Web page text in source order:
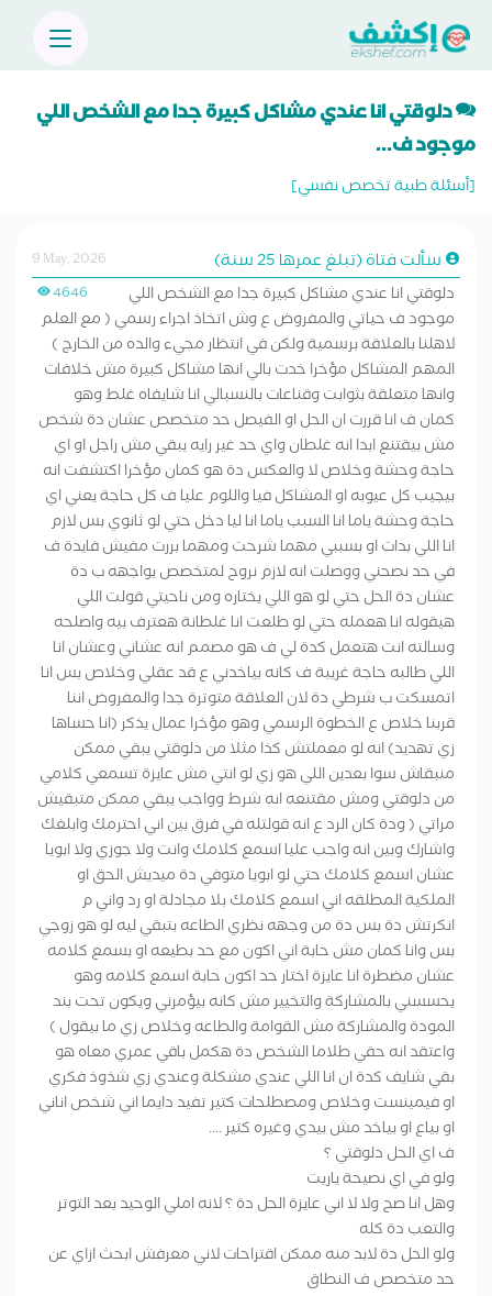
دلوقتي انا عندي مشاكل كبيرة جدا مع الشخص اللي
موجود ف...
[أسئلة طبية تخصص نفسي]
سألت فتاة (تبلغ عمرها 25 سنة)
9 May, 2026
4646
دلوقتي انا عندي مشاكل كبيرة جدا مع الشخص اللي
موجود ف حياتي والمفروض ع وش اتخاذ اجراء رسمي ( مع العلم
لاهلنا بالعلاقة برسمية ولكن في انتظار مجيء والده من الخارج )
المهم المشاكل مؤخرا خدت بالي انها مشاكل كبيرة مش خلافات
وانها متعلقة بثوابت وقناعات بالنسبالي انا شايفاه غلط وهو
كمان ف انا قررت ان الحل او الفيصل حد متخصص عشان دة شخص
مش بيقتنع ابدا انه غلطان واي حد غير رايه يبقي مش راجل او اي
حاجة وحشة وخلاص لا والعكس دة هو كمان مؤخرا اكتشفت انه
بيجيب كل عيوبه او المشاكل فيا واللوم عليا ف كل حاجة يعني اي
حاجة وحشة ياما انا السبب ياما انا ليا دخل حتي لو ثانوي بس لازم
انا اللي بدات او بسببي مهما شرحت ومهما بررت مفيش فايدة ف
في حد نصحني ووصلت انه لازم نروح لمتخصص يواجهه ب دة
عشان دة الحل حتي لو هو اللي يختاره ومن ناحيتي قولت اللي
هيقوله انا هعمله حتي لو طلعت انا غلطانة هعترف بيه واصلحه
وسالته انت هتعمل كدة لي ف هو مصمم انه عشاني وعشان انا
اللي طالبه حاجة غريبة ف كانه بياخدني ع قد عقلي وخلاص بس انا
اتمسكت ب شرطي دة لان العلاقة متوترة جدا والمفروض اننا
قربنا خلاص ع الخطوة الرسمي وهو مؤخرا عمال يذكر (انا حساها
زي تهديد) انه لو معملتش كذا مثلا من دلوقتي يبقي ممكن
منبقاش سوا بعدين اللي هو زي لو انتي مش عايزة تسمعي كلامي
من دلوقتي ومش مقتنعه انه شرط وواجب يبقي ممكن متبقيش
مراتي ( ودة كان الرد ع انه قولتله في فرق بين اني احترمك وابلغك
واشارك وبين انه واجب عليا اسمع كلامك وانت ولا جوزي ولا ابويا
عشان اسمع كلامك حتي لو ابويا متوفي دة ميديش الحق او
الملكية المطلقه اني اسمع كلامك بلا مجادلة او رد واني م
انكرتش دة بس دة من وجهه نظري الطاعه بتبقي ليه لو هو زوجي
بس وانا كمان مش حابة اني اكون مع حد بطيعه او بسمع كلامه
عشان مضطرة انا عايزة اختار حد اكون حابة اسمع كلامه وهو
يحسسني بالمشاركة والتخيير مش كانه بيؤمرني ويكون تحت بند
المودة والمشاركة مش القوامة والطاعه وخلاص زي ما بيقول )
واعتقد انه حقي طلاما الشخص دة هكمل باقي عمري معاه هو
بقي شايف كدة ان انا اللي عندي مشكلة وعندي زي شذوذ فكري
او فيمينست وخلاص ومصطلحات كتير تفيد دايما اني شخص اناني
او بياع او بياخد مش بيدي وغيره كتير ....
ف اي الحل دلوقتي ؟
ولو في اي نصيحة ياريت
وهل انا صح ولا لا اني عايزة الحل دة ؟ لانه املي الوحيد بعد التوتر
والتعب دة كله
ولو الحل دة لابد منه ممكن اقتراحات لاني معرفش ابحث ازاي عن
حد متخصص ف النطاق